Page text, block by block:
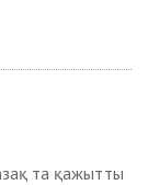
та қажытты